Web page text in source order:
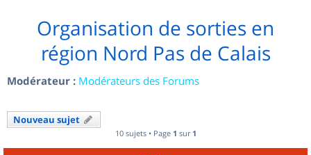
Organisation de sorties en
région Nord Pas de Calais
Modérateur : Modérateurs des Forums
Nouveau sujet
10 sujets • Page 1 sur 1